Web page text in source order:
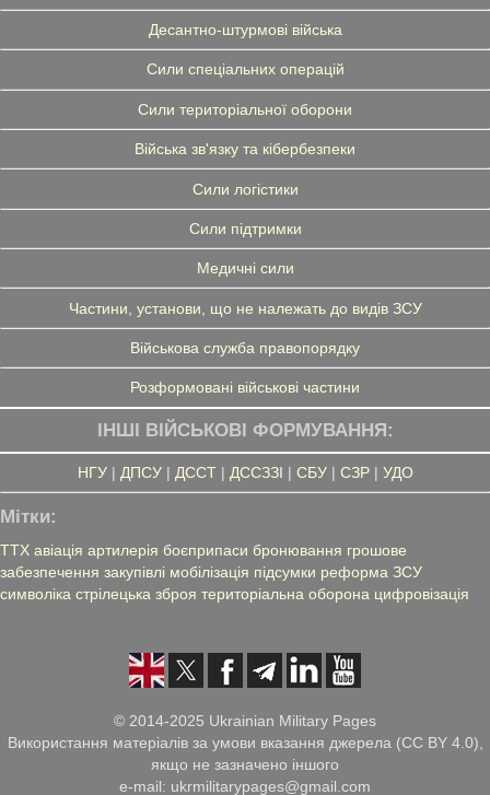
Десантно-штурмові війська
Сили спеціальних операцій
Сили територіальної оборони
Війська зв'язку та кібербезпеки
Сили логістики
Сили підтримки
Медичні сили
Частини, установи, що не належать до видів ЗСУ
Військова служба правопорядку
Розформовані військові частини
ІНШІ ВІЙСЬКОВІ ФОРМУВАННЯ:
НГУ| ДПСУ| ДССТ| ДССЗЗІ | СБУ| СЗР| УДО
Мітки:
ТТХ авіація артилерія боєприпаси бронювання грошове
забезпечення закупівлі мобілізація підсумки реформа ЗСУ
символіка стрілецька зброя територіальна оборона цифровізація
© 2014-2025 Ukrainian Military Pages
Використання матеріалів за умови вказання джерела (CC BY 4.0),
якщо не зазначено іншого
e-mail: ukrmilitarypages@gmail.com